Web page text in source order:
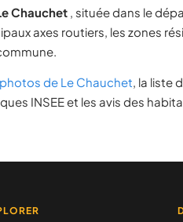
Chauchet , située dans le
axes routiers, les zones
photos de Le Chauchet, la liste
INSEE et les avis des